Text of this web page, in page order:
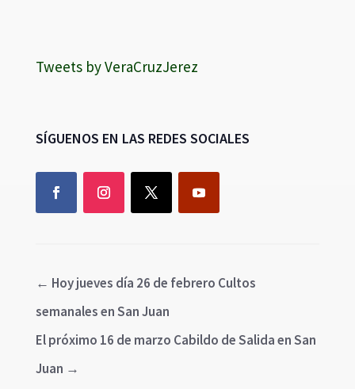
Tweets by VeraCruzJerez
SÍGUENOS EN LAS REDES SOCIALES
← Hoy jueves día 26 de febrero Cultos
semanales en San Juan
El próximo 16 de marzo Cabildo de Salida en San
Juan →